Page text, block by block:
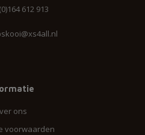
612 913
ons
voorwaarden